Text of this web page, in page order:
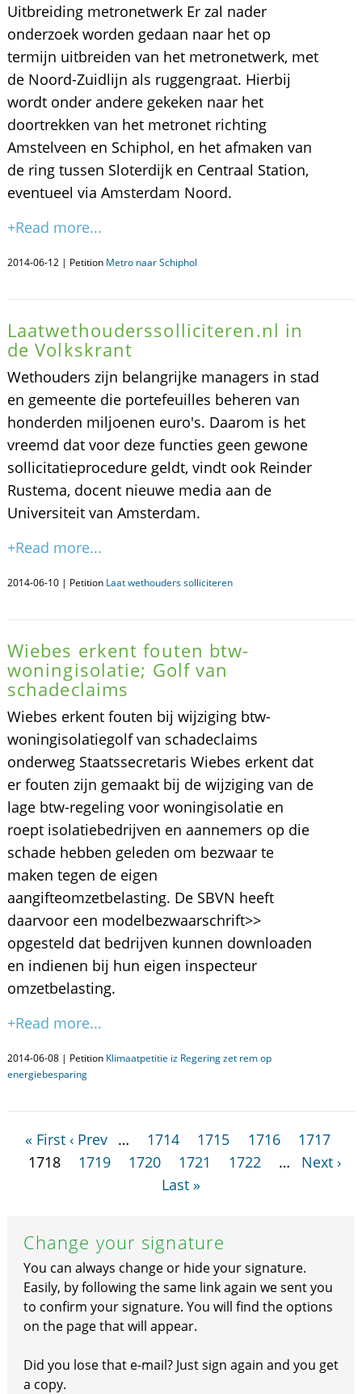
Uitbreiding metronetwerk Er zal nader
onderzoek worden gedaan naar het op
termijn uitbreiden van het metronetwerk, met
de Noord-Zuidlijn als ruggengraat. Hierbij
wordt onder andere gekeken naar het
doortrekken van het metronet richting
Amstelveen en Schiphol, en het afmaken van
de ring tussen Sloterdijk en Centraal Station,
eventueel via Amsterdam Noord.
+Read more...
2014-06-12 | Petition Metro naar Schiphol
Laatwethouderssolliciteren.nl in
de Volkskrant
Wethouders zijn belangrijke managers in stad
en gemeente die portefeuilles beheren van
honderden miljoenen euro's. Daarom is het
vreemd dat voor deze functies geen gewone
sollicitatieprocedure geldt, vindt ook Reinder
Rustema, docent nieuwe media aan de
Universiteit van Amsterdam.
+Read more...
2014-06-10 | Petition Laat wethouders solliciteren
Wiebes erkent fouten btw-
woningisolatie; Golf van
schadeclaims
Wiebes erkent fouten bij wijziging btw-
woningisolatiegolf van schadeclaims
onderweg Staatssecretaris Wiebes erkent dat
er fouten zijn gemaakt bij de wijziging van de
lage btw-regeling voor woningisolatie en
roept isolatiebedrijven en aannemers op die
schade hebben geleden om bezwaar te
maken tegen de eigen
aangifteomzetbelasting. De SBVN heeft
daarvoor een modelbezwaarschrift>>
opgesteld dat bedrijven kunnen downloaden
en indienen bij hun eigen inspecteur
omzetbelasting.
+Read more...
2014-06-08 | Petition Klimaatpetitie iz Regering zet rem op
energiebesparing
« First ‹ Prev … 1714 1715 1716
1717
1718
1719 1720 1721 1722 …
Next ›
Last »
Change your signature
You can always change or hide your signature.
Easily, by following the same link again we sent you
to confirm your signature. You will find the options
on the page that will appear.
Did you lose that e-mail? Just sign again and you get
a copy.